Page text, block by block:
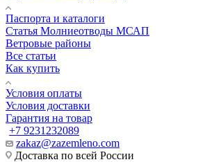
Паспорта и каталоги
Статья Молниеотводы МСАП
Ветровые районы
Все статьи
Как купить
Условия оплаты
Условия доставки
Гарантия на товар
+7 9231232089
zakaz@zazemleno.com
Доставка по всей России